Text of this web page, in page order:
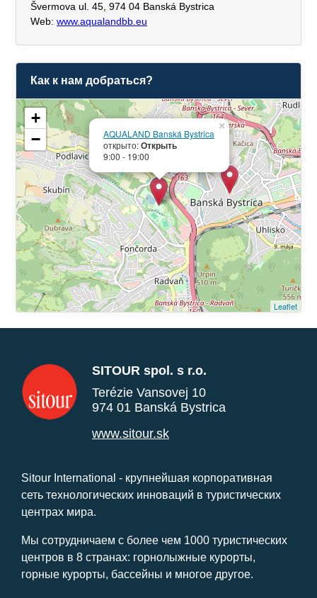
Švermova ul. 45, 974 04 Banská Bystrica
Web: www.aqualandbb.eu
Как к нам добраться?
AQUALAND Banská Bystrica
открыто:Открыть
9:00 - 19:00
×
+
−
Leaflet
SITOUR spol. s r.o.
Terézie Vansovej 10
974 01 Banská Bystrica
www.sitour.sk
Sitour International - крупнейшая корпоративная
сеть технологических инноваций в туристических
центрах мира.
Мы сотрудничаем с более чем 1000 туристических
центров в 8 странах: горнолыжные курорты,
горные курорты, бассейны и многое другое.